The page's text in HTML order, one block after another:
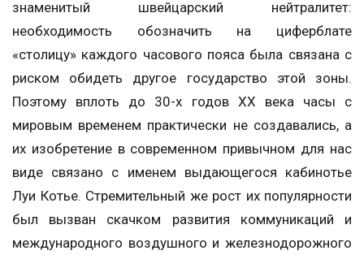
знаменитый швейцарский нейтралитет:
необходимость обозначить на циферблате
«столицу» каждого часового пояса была связана с
риском обидеть другое государство этой зоны.
Поэтому вплоть до 30-х годов XX века часы с
мировым временем практически не создавались, а
их изобретение в современном привычном для нас
виде связано с именем выдающегося кабинотье
Луи Котье. Стремительный же рост их популярности
был вызван скачком развития коммуникаций и
международного воздушного и железнодорожного